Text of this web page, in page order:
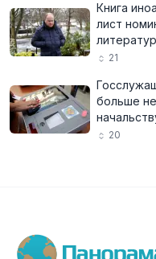
Книга
лист
21
больше
20